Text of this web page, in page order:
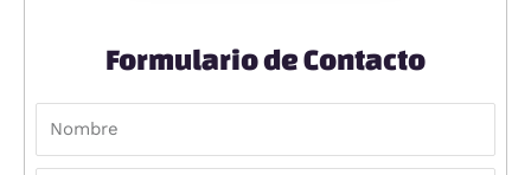
Formulario de Contacto
m